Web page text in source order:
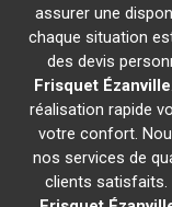
assurer une
chaque situation
des devis
Frisquet Ézanville
réalisation rapide
votre confort.
nos services de
clients satisfaits.